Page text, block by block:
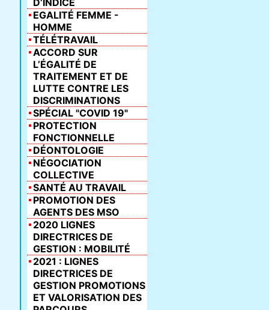
D’INDICE
EGALITÉ FEMME -
HOMME
TÉLÉTRAVAIL
ACCORD SUR
L’ÉGALITÉ DE
TRAITEMENT ET DE
LUTTE CONTRE LES
DISCRIMINATIONS
SPÉCIAL "COVID 19"
PROTECTION
FONCTIONNELLE
DÉONTOLOGIE
NÉGOCIATION
COLLECTIVE
SANTÉ AU TRAVAIL
PROMOTION DES
AGENTS DES MSO
2020 LIGNES
DIRECTRICES DE
GESTION : MOBILITÉ
2021 : LIGNES
DIRECTRICES DE
GESTION PROMOTIONS
ET VALORISATION DES